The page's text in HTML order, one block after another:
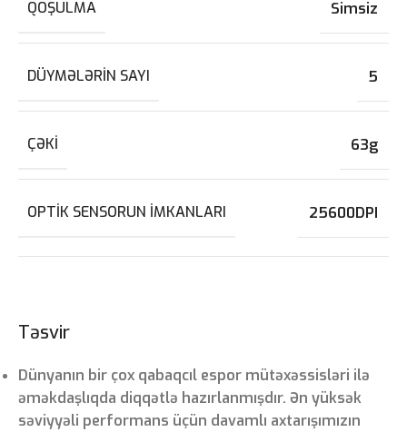
Təsvir
Dünyanın bir çox qabaqcıl espor mütəxəssisləri ilə
əməkdaşlıqda diqqətlə hazırlanmışdır. Ən yüksək
səviyyəli performans üçün davamlı axtarışımızın
QOŞULMA Simsiz
DÜYMƏLƏRIN SAYI 5
ÇƏKI 63g
OPTIK SENSORUN IMKANLARI 25600DPI